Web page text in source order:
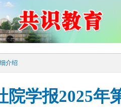
介绍
院学报2025年